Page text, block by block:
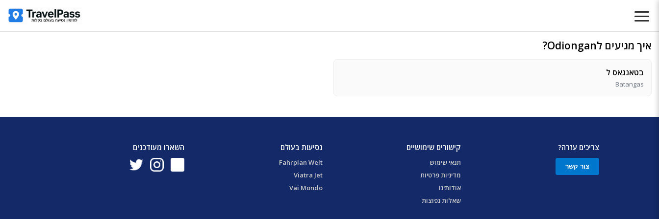
איך מגיעים לOdiongan?
בטאנגאס ל
Batangas
צריכים עזרה?
צור קשר
קישורים שימושיים
תנאי שימוש
מדיניות פרטיות
אודותינו
שאלות נפוצות
נסיעות בעולם
Fahrplan Welt
Viatra Jet
Vai Mondo
השארו מעודכנים